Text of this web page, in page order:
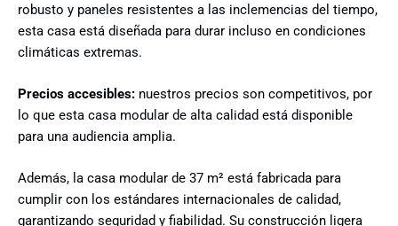
robusto y paneles resistentes a las inclemencias del tiempo,
esta casa está diseñada para durar incluso en condiciones
climáticas extremas.
Precios accesibles: nuestros precios son competitivos, por
lo que esta casa modular de alta calidad está disponible
para una audiencia amplia.
Además, la casa modular de 37 m² está fabricada para
cumplir con los estándares internacionales de calidad,
garantizando seguridad y fiabilidad. Su construcción ligera